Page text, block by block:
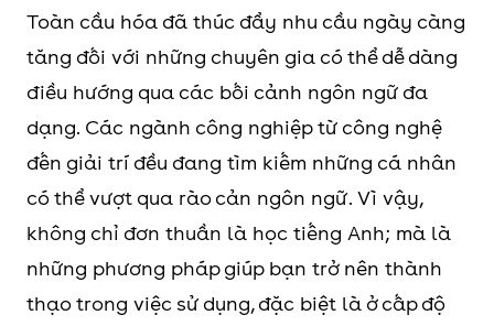
Toàn cầu hóa đã thúc đẩy nhu cầu ngày càng
tăng đối với những chuyên gia có thể dễ dàng
điều hướng qua các bối cảnh ngôn ngữ đa
dạng. Các ngành công nghiệp từ công nghệ
đến giải trí đều đang tìm kiếm những cá nhân
có thể vượt qua rào cản ngôn ngữ. Vì vậy,
không chỉ đơn thuần là học tiếng Anh; mà là
những phương pháp giúp bạn trở nên thành
thạo trong việc sử dụng, đặc biệt là ở cấp độ